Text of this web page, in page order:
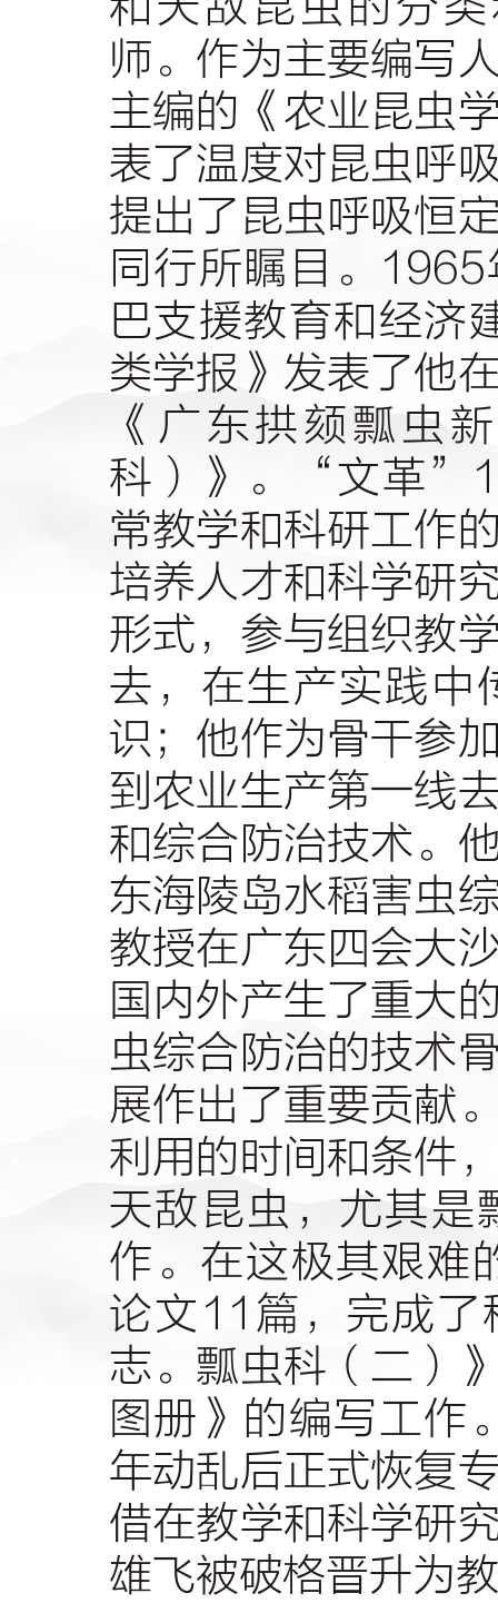
师。作为主要编写
主编的《农业昆虫
表了温度对昆虫呼
提出了昆虫呼吸恒
同行所瞩目。
1965
巴支援教育和经济
类学报》发表了他
《广东拱颏瓢虫
科）》。
“文革”
常教学和科研工作
培养人才和科学研
形式，参与组织教
去，在生产实践中
识；他作为骨干参
到农业生产第一线
和综合防治技术。
东海陵岛水稻害虫
教授在广东四会大
国内外产生了重大
虫综合防治的技术
展作出了重要贡献
利用的时间和条件
天敌昆虫，尤其是
作。在这极其艰难
论文 11 篇，完成
志。瓢虫科（二）
图册》的编写工作
年动乱后正式恢复
借在教学和科学研
雄飞被破格晋升为